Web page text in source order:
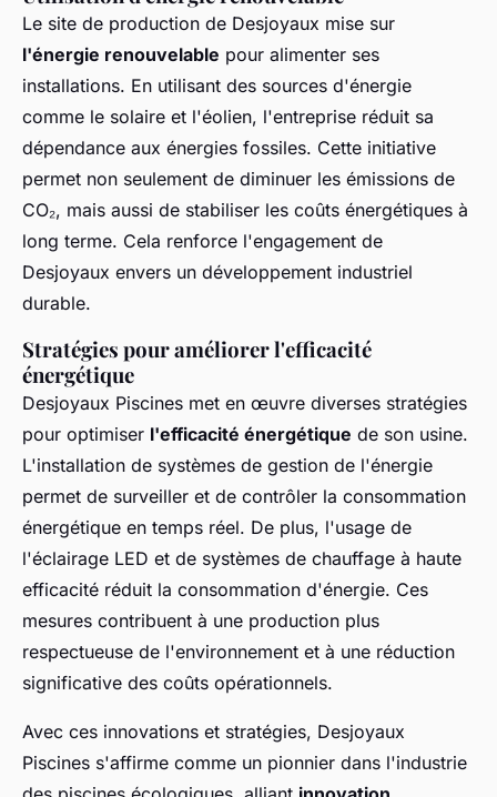
Le site de production de Desjoyaux mise sur
l'énergie renouvelable pour alimenter ses
installations. En utilisant des sources d'énergie
comme le solaire et l'éolien, l'entreprise réduit sa
dépendance aux énergies fossiles. Cette initiative
permet non seulement de diminuer les émissions de
CO₂, mais aussi de stabiliser les coûts énergétiques à
long terme. Cela renforce l'engagement de
Desjoyaux envers un développement industriel
durable.
Stratégies pour améliorer l'efficacité
énergétique
Desjoyaux Piscines met en œuvre diverses stratégies
pour optimiser l'efficacité énergétique de son usine.
L'installation de systèmes de gestion de l'énergie
permet de surveiller et de contrôler la consommation
énergétique en temps réel. De plus, l'usage de
l'éclairage LED et de systèmes de chauffage à haute
efficacité réduit la consommation d'énergie. Ces
mesures contribuent à une production plus
respectueuse de l'environnement et à une réduction
significative des coûts opérationnels.
Avec ces innovations et stratégies, Desjoyaux
Piscines s'affirme comme un pionnier dans l'industrie